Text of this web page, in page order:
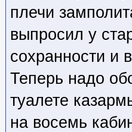
плечи
выпросил у
сохранности и
Теперь надо
туалете
на восемь